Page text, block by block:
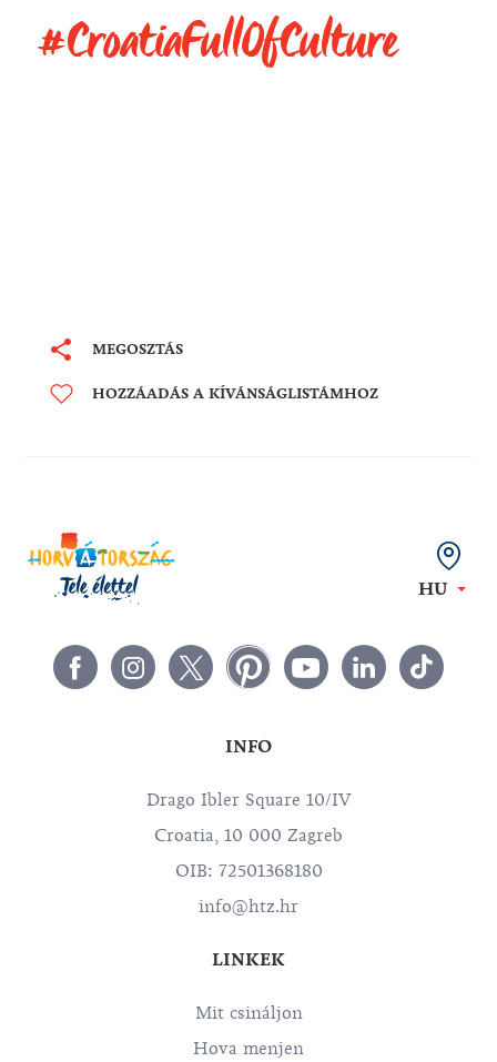
#CroatiaFullOfCulture
MEGOSZTÁS
HOZZÁADÁS A KÍVÁNSÁGLISTÁMHOZ
HU
INFO
Drago Ibler Square 10/IV
Croatia, 10 000 Zagreb
OIB: 72501368180
info@htz.hr
LINKEK
Mit csináljon
Hova menjen